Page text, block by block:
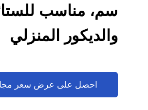
سم، مناسب
والديكور المنزلي
وفخم ومتين، يُباع
احصل على عرض سعر